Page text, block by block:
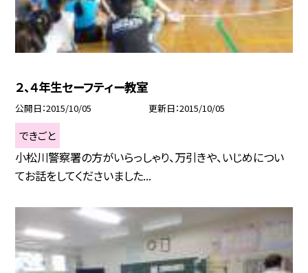
２、４年生セーフティー教室
公開日 2015/10/05 更新日 2015/10/05
できごと
小松川警察署の方がいらっしゃり、万引きや、いじめについ
てお話をしてくださいました...